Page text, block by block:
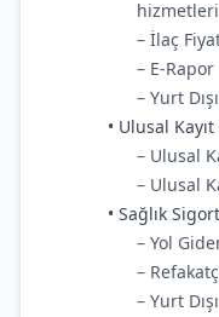
– İlaç
– E-Rapor
– Yurt
• Ulusal
– Ulusal
– Ulusal
• Sağlık
– Yol
–
– Yurt